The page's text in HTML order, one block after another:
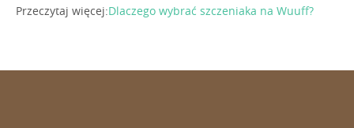
Przeczytaj więcej:Dlaczego wybrać szczeniaka na Wuuff?